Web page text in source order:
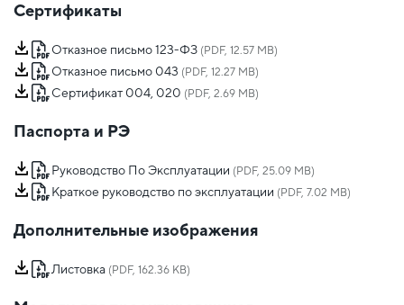
Сертификаты
Отказное письмо 123-ФЗ (PDF, 12.57 MB)
Отказное письмо 043 (PDF, 12.27 MB)
Сертификат 004, 020 (PDF, 2.69 MB)
Паспорта и РЭ
Руководство По Эксплуатации (PDF, 25.09 MB)
Краткое руководство по эксплуатации (PDF, 7.02 MB)
Дополнительные изображения
Листовка (PDF, 162.36 KB)